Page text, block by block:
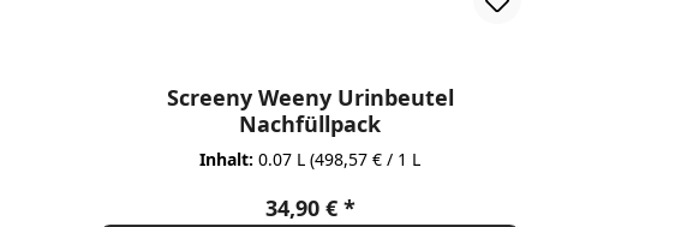
Screeny Weeny Urinbeutel
Nachfüllpack
Inhalt: 0.07 L (498,57 € / 1 L
Regulärer Preis:
34,90 €